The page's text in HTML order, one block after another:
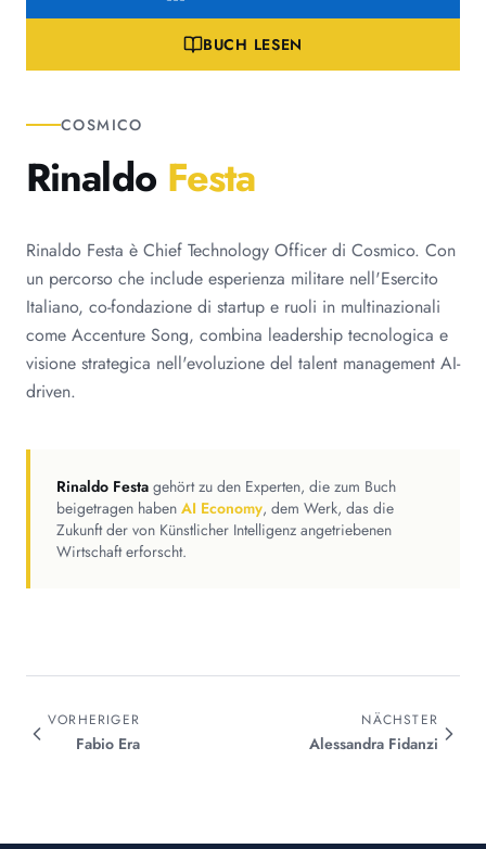
BUCH LESEN
COSMICO
Rinaldo Festa
Rinaldo Festa è Chief Technology Officer di Cosmico. Con
un percorso che include esperienza militare nell'Esercito
Italiano, co-fondazione di startup e ruoli in multinazionali
come Accenture Song, combina leadership tecnologica e
visione strategica nell'evoluzione del talent management AI-
driven.
Rinaldo Festa gehört zu den Experten, die zum Buch
beigetragen haben AI Economy, dem Werk, das die
Zukunft der von Künstlicher Intelligenz angetriebenen
Wirtschaft erforscht.
VORHERIGER
Fabio Era
NÄCHSTER
Alessandra Fidanzi